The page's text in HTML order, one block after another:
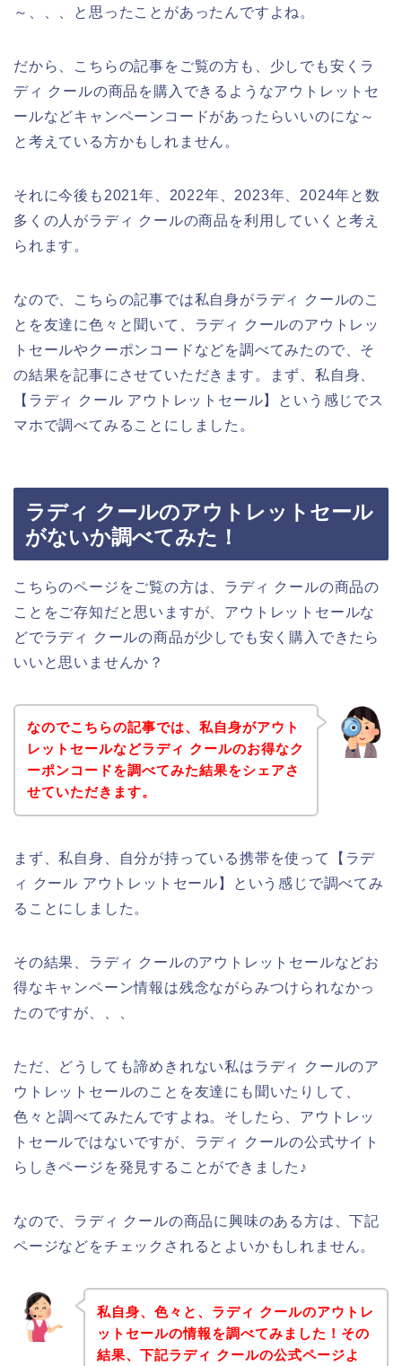
～、、、と思ったことがあったんですよね。
だから、こちらの記事をご覧の方も、少しでも安くラ
ディ クールの商品を購入できるようなアウトレットセ
ールなどキャンペーンコードがあったらいいのにな～
と考えている方かもしれません。
それに今後も2021年、2022年、2023年、2024年と数
多くの人がラディ クールの商品を利用していくと考え
られます。
なので、こちらの記事では私自身がラディ クールのこ
とを友達に色々と聞いて、ラディ クールのアウトレッ
トセールやクーポンコードなどを調べてみたので、そ
の結果を記事にさせていただきます。まず、私自身、
【ラディ クール アウトレットセール】という感じでス
マホで調べてみることにしました。
ラディ クールのアウトレットセール
がないか調べてみた！
こちらのページをご覧の方は、ラディ クールの商品の
ことをご存知だと思いますが、アウトレットセールな
どでラディ クールの商品が少しでも安く購入できたら
いいと思いませんか？
なのでこちらの記事では、私自身がアウト
レットセールなどラディ クールのお得なク
ーポンコードを調べてみた結果をシェアさ
せていただきます。
まず、私自身、自分が持っている携帯を使って【ラデ
ィ クール アウトレットセール】という感じで調べてみ
ることにしました。
その結果、ラディ クールのアウトレットセールなどお
得なキャンペーン情報は残念ながらみつけられなかっ
たのですが、、、
ただ、どうしても諦めきれない私はラディ クールのア
ウトレットセールのことを友達にも聞いたりして、
色々と調べてみたんですよね。そしたら、アウトレッ
トセールではないですが、ラディ クールの公式サイト
らしきページを発見することができました♪
なので、ラディ クールの商品に興味のある方は、下記
ページなどをチェックされるとよいかもしれません。
私自身、色々と、ラディ クールのアウトレ
ットセールの情報を調べてみました！その
結果、下記ラディ クールの公式ページよ